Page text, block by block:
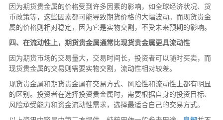
因为期货贵金属的价格受到许多因素的影响，如全球经济状况、货
币政策等，这些因素都可能导致期货价格的大幅波动。而现货贵金
属的价格则相对稳定，因为它是实物交割，不受未来预期的影响。
四、在流动性上，期货贵金属通常比现货贵金属更具流动性
因为期货市场的交易量大，交易时间长，投资者可以随时买卖，而
现货贵金属的交易则需要实物交割，流动性相对较差。
现货贵金属和期货贵金属在交易方式、风险性和流动性上都有明显
的区别。投资者在选择投资贵金属时，需要根据自身的投资目标、
风险承受能力和资金流动性需求，选择最适合自己的交易方式。